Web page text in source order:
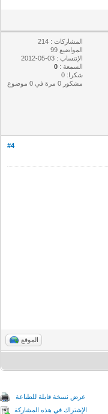
المشاركات : 214
المواضيع 99
الإنتساب : 03-05-2012
السمعة :0
شكرا: 0
مشكور 0 مرة في 0 موضوع
#4
الموقع
عرض نسخة قابلة للطباعة
الإشتراك في هذه المشاركة